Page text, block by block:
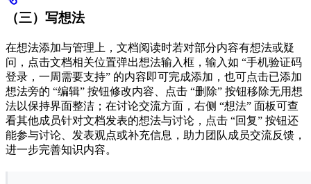
（三）写想法
在想法添加与管理上，文档阅读时若对部分内容有想法或疑
问，点击文档相关位置弹出想法输入框，输入如 “手机验证码
登录，一周需要支持” 的内容即可完成添加，也可点击已添加
想法旁的 “编辑” 按钮修改内容、点击 “删除” 按钮移除无用想
法以保持界面整洁；在讨论交流方面，右侧 “想法” 面板可查
看其他成员针对文档发表的想法与讨论，点击 “回复” 按钮还
能参与讨论、发表观点或补充信息，助力团队成员交流反馈，
进一步完善知识内容。